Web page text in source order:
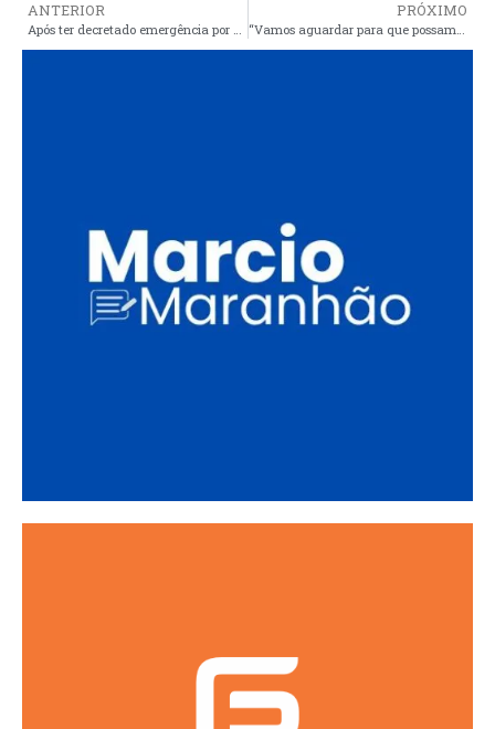
ANTERIOR
Após ter decretado emergência por estiagem, Cristino agora quer recursos do governo estadual e federal por conta de enchentes
PRÓXIMO
“Vamos aguardar para que possamos encontrar Lula”, diz Nobel da Paz